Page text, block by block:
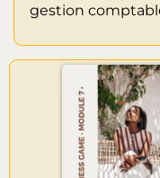
gestion